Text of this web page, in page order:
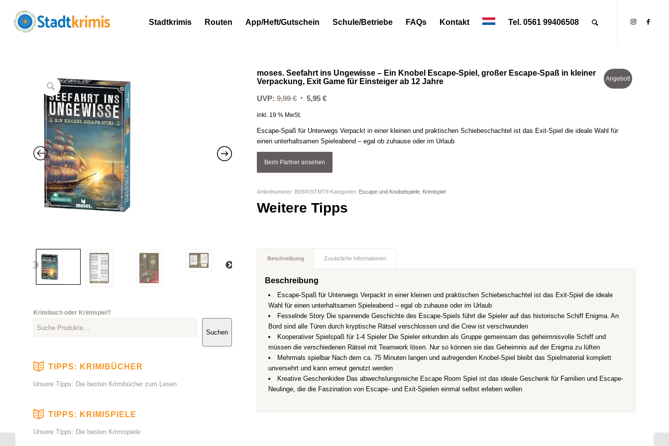
Stadtkrimis Routen App/Heft/Gutschein Schule/Betriebe FAQs Kontakt Tel. 0561 99406508
Angebot!
Krimibuch oder Krimispiel?
Suchen
TIPPS: KRIMIBÜCHER
Unsere Tipps: Die besten Krimibücher zum Lesen
TIPPS: KRIMISPIELE
Unsere Tipps: Die besten Krimispiele
moses. Seefahrt ins Ungewisse – Ein Knobel Escape-Spiel, großer Escape-Spaß in kleiner
Verpackung, Exit Game für Einsteiger ab 12 Jahre
UVP: 9,99€ Ursprünglicher
9,99 €
5,95€Aktueller
5,95 €.
inkl. 19 % MwSt.
Escape-Spaß für Unterwegs Verpackt in einer kleinen und praktischen Schiebeschachtel ist das Exit-Spiel die ideale Wahl für
einen unterhaltsamen Spieleabend – egal ob zuhause oder im Urlaub
Beim Partner ansehen
Artikelnummer: B094VSTMT9 Kategorien: Escape und Knobelspiele Krimispiel
Weitere Tipps
Beschreibung Zusätzliche Informationen
Beschreibung
Escape-Spaß für Unterwegs Verpackt in einer kleinen und praktischen Schiebeschachtel ist das Exit-Spiel die ideale
Wahl für einen unterhaltsamen Spieleabend – egal ob zuhause oder im Urlaub
Fesselnde Story Die spannende Geschichte des Escape-Spiels führt die Spieler auf das historische Schiff Enigma. An
Bord sind alle Türen durch kryptische Rätsel verschlossen und die Crew ist verschwunden
Kooperativer Spielspaß für 1-4 Spieler Die Spieler erkunden als Gruppe gemeinsam das geheimnisvolle Schiff und
müssen die verschiedenen Rätsel mit Teamwork lösen. Nur so können sie das Geheimnis auf der Enigma zu lüften
Mehrmals spielbar Nach dem ca. 75 Minuten langen und aufregenden Knobel-Spiel bleibt das Spielmaterial komplett
unversehrt und kann erneut genutzt werden
Kreative Geschenkidee Das abwechslungsreiche Escape Room Spiel ist das ideale Geschenk für Familien und Escape-
Neulinge, die die Faszination von Escape- und Exit-Spielen einmal selbst erleben wollen